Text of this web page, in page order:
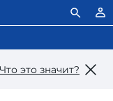
Что это значит?